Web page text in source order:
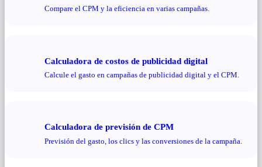
Compare el CPM y la eficiencia en varias campañas.
Calculadora de costos de publicidad digital
Calcule el gasto en campañas de publicidad digital y el CPM.
Calculadora de previsión de CPM
Previsión del gasto, los clics y las conversiones de la campaña.